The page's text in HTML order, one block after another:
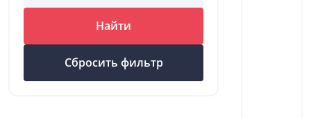
Найти
Сбросить фильтр